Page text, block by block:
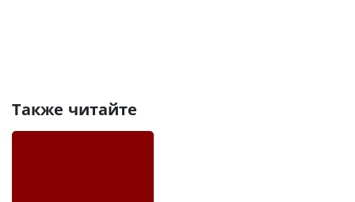
Также читайте